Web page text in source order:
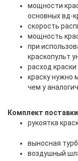
мощности
основных вд-
скорость
мощность
при
краскопульт
расход краски
краску нужно
чем у
Комплект
рукоятка
выносная
воздушный